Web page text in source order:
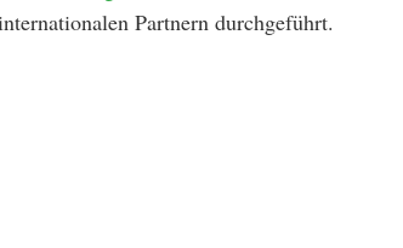
Partnern durchgeführt.